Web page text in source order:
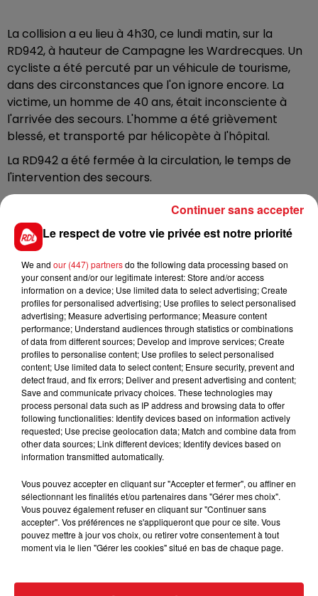
La collision a eu lieu à 4h30, ce lundi matin, sur la
RD942, à hauteur de Campagne les Wardrecques. Un
cycliste a été percuté par un véhicule de tourisme,
dans des circonstances que l'on ignore encore. La
victime, un homme de 40 ans, était inconsciente à
l'arrivée des secours. L'homme a été grièvement
blessé, et transporté par hélicopète à l'hôpital.
La RD942 a été fermée à la circulation, le temps de
l'intervention des secours.
FIL D'ACTUS
15 juillet 2026
BÉTHUNE: ENQUÊTE POUR HOMICIDE
VOLONTAIRE EN COURS, APRÈS LA...
Selon les premiers éléments, le logement servait
à des prostituées
WINGLES: UN JEUNE PERD LA VIE, NOYÉ À
Le respect de votre vie privée est notre priorité
We and our (447) partnersdo the following data processing based on
your consent and/or our legitimate interest: Store and/or access
information on a device; Use limited data to select advertising; Create
profiles for personalised advertising; Use profiles to select personalised
advertising; Measure advertising performance; Measure content
performance; Understand audiences through statistics or combinations
of data from different sources; Develop and improve services; Create
profiles to personalise content; Use profiles to select personalised
content; Use limited data to select content; Ensure security, prevent and
detect fraud, and fix errors; Deliver and present advertising and content;
Save and communicate privacy choices. These technologies may
process personal data such as IP address and browsing data to offer
following functionalities: Identify devices based on information actively
requested; Use precise geolocation data; Match and combine data from
other data sources; Link different devices; Identify devices based on
information transmitted automatically.
Vous pouvez accepter en cliquant sur "Accepter et fermer", ou affiner en
sélectionnant les finalités et/ou partenaires dans "Gérer mes choix".
Vous pouvez également refuser en cliquant sur "Continuer sans
accepter". Vos préférences ne s'appliqueront que pour ce site. Vous
pouvez mettre à jour vos choix, ou retirer votre consentement à tout
moment via le lien "Gérer les cookies" situé en bas de chaque page.
Continuer sans accepter